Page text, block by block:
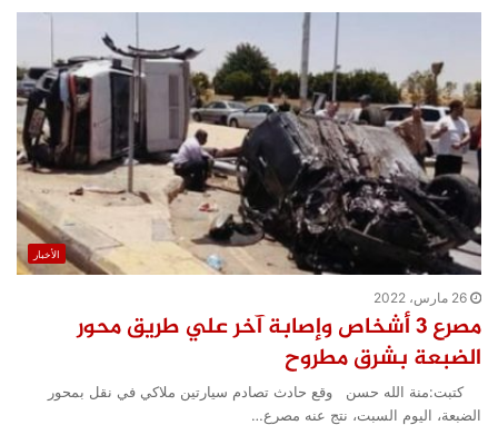
الأخبار
26 مارس، 2022
مصرع ٣ أشخاص وإصابة آخر علي طريق محور
الضبعة بشرق مطروح
كتبت:منة الله حسن وقع حادث تصادم سيارتين ملاكي في نقل بمحور
الضبعة، اليوم السبت، نتج عنه مصرع…